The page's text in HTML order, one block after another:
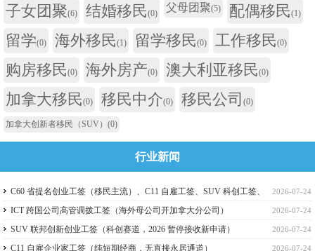
子女团聚(6) 结婚移民(0) 父母团聚(5) 配偶移民(1)
留学(0) 海外移民(1) 留学移民(0) 工作移民(0)
购房移民(0) 海外房产(0) 澳大利亚移民(0)
加拿大移民(0) 移民中介(0) 移民公司 (0)
加拿大创新者移民（SUV） (0)
行业新闻
2026-07-24
C60 省提名创业工签（移民主流）、C11 自雇工签、SUV 科创工签、
ICT 跨国高管工签比较
2026-07-24
ICT 跨国公司高管调拨工签（海外母公司开加拿大分公司）
2026-07-24
SUV 联邦创新创业工签（科创赛道，2026 暂停接收新申请）
2026-07-24
C11 自雇企业家工签（纯短期经商，无直接永居通道）